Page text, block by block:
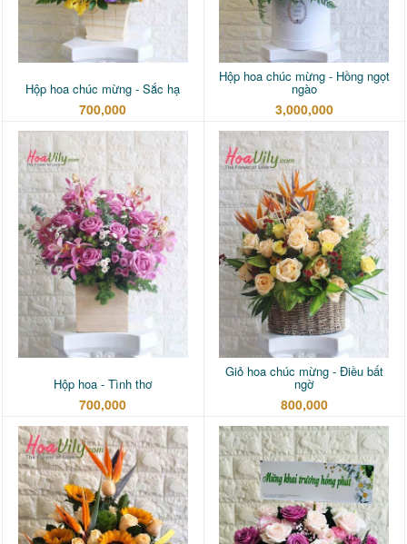
Hộp hoa chúc mừng - Sắc hạ
700,000
Hộp hoa chúc mừng - Hồng ngọt
ngào
3,000,000
Hộp hoa - Tình thơ
700,000
Giỏ hoa chúc mừng - Điều bất
ngờ
800,000